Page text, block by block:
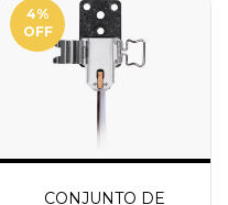
4%
OFF
CONJUNTO DE